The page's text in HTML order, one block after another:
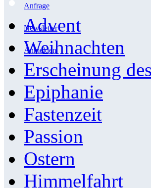
Anfrage
Newsletter
Anmelden
Advent
Weihnachten
Erscheinung
Epiphanie
Fastenzeit
Passion
Ostern
Himmelfahrt